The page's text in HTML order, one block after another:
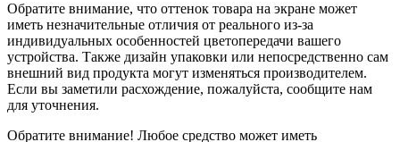
Обратите внимание, что оттенок товара на экране может
иметь незначительные отличия от реального из-за
индивидуальных особенностей цветопередачи вашего
устройства. Также дизайн упаковки или непосредственно сам
внешний вид продукта могут изменяться производителем.
Если вы заметили расхождение, пожалуйста, сообщите нам
для уточнения.
Обратите внимание! Любое средство может иметь